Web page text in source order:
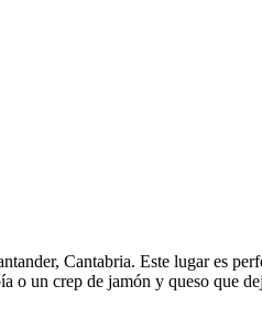
Cantabria. Este lugar es
o un crep de jamón y queso que